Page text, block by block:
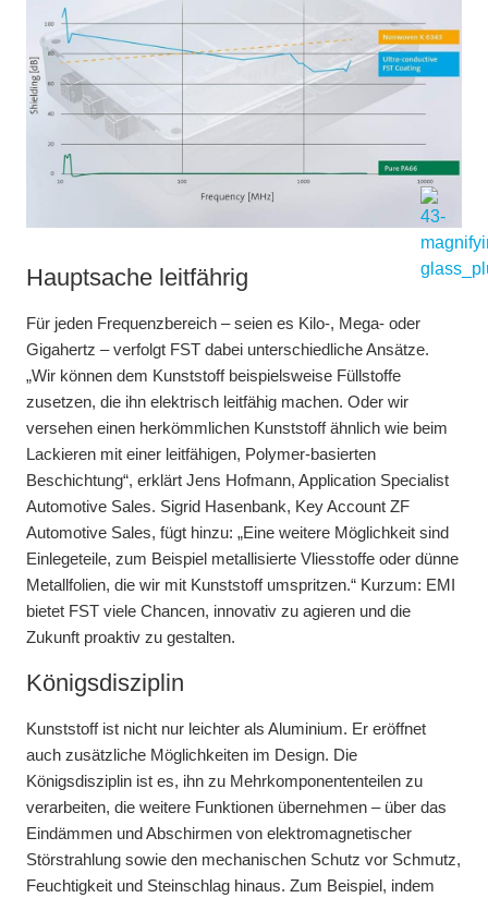
Hauptsache leitfährig
Für jeden Frequenzbereich – seien es Kilo-, Mega- oder
Gigahertz – verfolgt FST dabei unterschiedliche Ansätze.
„Wir können dem Kunststoff beispielsweise Füllstoffe
zusetzen, die ihn elektrisch leitfähig machen. Oder wir
versehen einen herkömmlichen Kunststoff ähnlich wie beim
Lackieren mit einer leitfähigen, Polymer-basierten
Beschichtung“, erklärt Jens Hofmann, Application Specialist
Automotive Sales. Sigrid Hasenbank, Key Account ZF
Automotive Sales, fügt hinzu: „Eine weitere Möglichkeit sind
Einlegeteile, zum Beispiel metallisierte Vliesstoffe oder dünne
Metallfolien, die wir mit Kunststoff umspritzen.“ Kurzum: EMI
bietet FST viele Chancen, innovativ zu agieren und die
Zukunft proaktiv zu gestalten.
Königsdisziplin
Kunststoff ist nicht nur leichter als Aluminium. Er eröffnet
auch zusätzliche Möglichkeiten im Design. Die
Königsdisziplin ist es, ihn zu Mehrkomponententeilen zu
verarbeiten, die weitere Funktionen übernehmen – über das
Eindämmen und Abschirmen von elektromagnetischer
Störstrahlung sowie den mechanischen Schutz vor Schmutz,
Feuchtigkeit und Steinschlag hinaus. Zum Beispiel, indem